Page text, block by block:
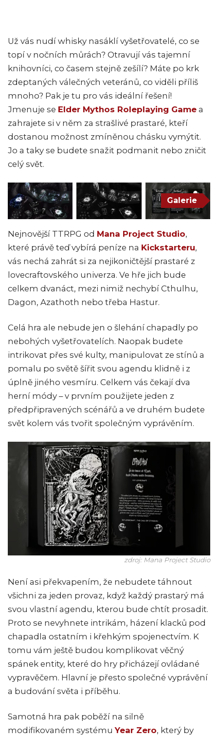
Už vás nudí whisky nasáklí vyšetřovatelé, co se
topí v nočních můrách? Otravují vás tajemní
knihovníci, co časem stejně zešílí? Máte po krk
zdeptaných válečných veteránů, co viděli příliš
mnoho? Pak je tu pro vás ideální řešení!
Jmenuje se Elder Mythos Roleplaying Game a
zahrajete si v něm za strašlivé prastaré, kteří
dostanou možnost zmíněnou chásku vymýtit.
Jo a taky se budete snažit podmanit nebo zničit
celý svět.
Galerie
Nejnovější TTRPG od Mana Project Studio,
které právě teď vybírá peníze na Kickstarteru,
vás nechá zahrát si za nejikoničtější prastaré z
lovecraftovského univerza. Ve hře jich bude
celkem dvanáct, mezi nimiž nechybí Cthulhu,
Dagon, Azathoth nebo třeba Hastur.
Celá hra ale nebude jen o šlehání chapadly po
nebohých vyšetřovatelích. Naopak budete
intrikovat přes své kulty, manipulovat ze stínů a
pomalu po světě šířit svou agendu klidně i z
úplně jiného vesmíru. Celkem vás čekají dva
herní módy – v prvním použijete jeden z
předpřipravených scénářů a ve druhém budete
svět kolem vás tvořit společným vyprávěním.
zdroj: Mana Project Studio
Není asi překvapením, že nebudete táhnout
všichni za jeden provaz, když každý prastarý má
svou vlastní agendu, kterou bude chtít prosadit.
Proto se nevyhnete intrikám, házení klacků pod
chapadla ostatním i křehkým spojenectvím. K
tomu vám ještě budou komplikovat věčný
spánek entity, které do hry přicházejí ovládané
vypravěčem. Hlavní je přesto společné vyprávění
a budování světa i příběhu.
Samotná hra pak poběží na silně
modifikovaném systémuYear Zero, který by